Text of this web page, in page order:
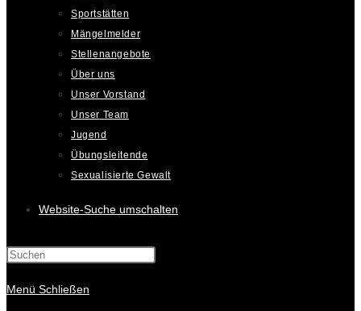
Sportstätten
Mängelmelder
Stellenangebote
Über uns
Unser Vorstand
Unser Team
Jugend
Übungsleitende
Sexualisierte Gewalt
Website-Suche umschalten
Menü Schließen